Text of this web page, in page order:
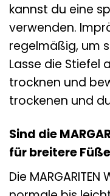
kannst du eine
verwenden.
regelmäßig, um
Lasse die Stiefel
trocknen und
trockenen und
Sind die
für breitere
Die